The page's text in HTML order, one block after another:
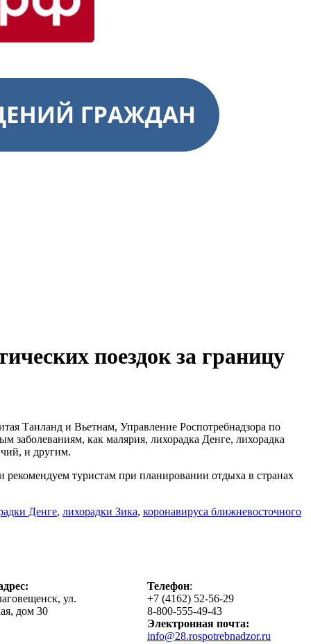
поездок за границу
Таиланд и Вьетнам, Управление Роспотребнадзора по
заболеваниям, как малярия, лихорадка Денге, лихорадка
и другим.
туристам при планировании отдыха в странах
Денге, лихорадки Зика, коронавируса ближневосточного
ул.
дом 30
Телефон:
+7 (4162) 52-56-29
8-800-555-49-43
Электронная почта:
info@28.rospotrebnadzor.ru